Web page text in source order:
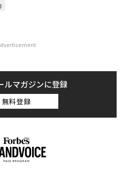
ルマガジンに登録
無料登録